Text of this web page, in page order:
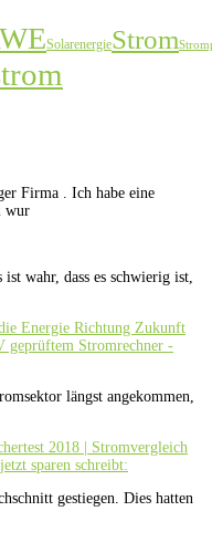
SolarenergieStrom
Firma . Ich habe eine
wur
wahr, dass es schwierig ist,
Energie Richtung Zukunft
geprüftem Stromrechner -
längst angekommen,
2018 | Stromvergleich
sparen schreibt:
gestiegen. Dies hatten